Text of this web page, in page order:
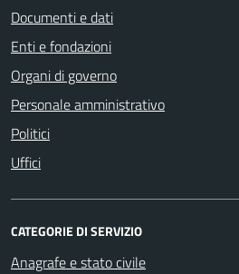
Documenti e dati
Enti e fondazioni
Organi di governo
Personale amministrativo
Politici
Uffici
CATEGORIE DI SERVIZIO
Anagrafe e stato civile